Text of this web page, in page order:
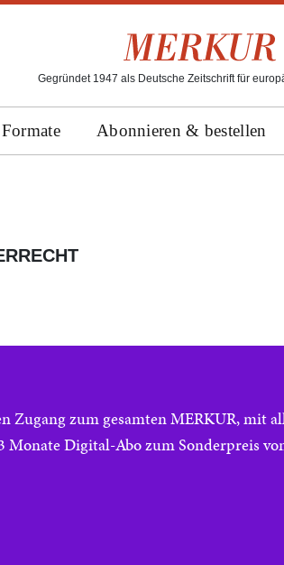
Gegründet 1947 als Deutsche Zeitschrift für
Formate Abonnieren & bestellen
Zugang zum gesamten MERKUR, mit
Monate Digital-Abo zum Sonderpreis